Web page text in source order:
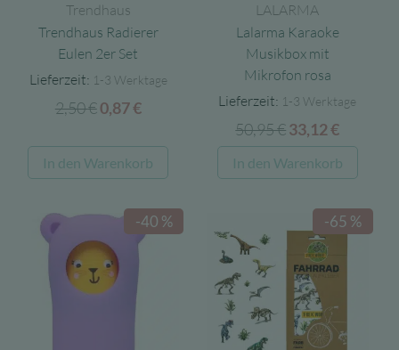
Trendhaus
Trendhaus Radierer
Eulen 2er Set
Lieferzeit: 1-3 Werktage
2,50€ Ursprünglicher
war:
2,50 €
0,87€Aktueller
ist:
0,87 €.
In den Warenkorb
LALARMA
Lalarma Karaoke
Musikbox mit
Mikrofon rosa
Lieferzeit: 1-3 Werktage
50,95€Ursprünglicher
Preis
war:
33,12€
Preis
ist:
In den Warenkorb
-40 % -65 %